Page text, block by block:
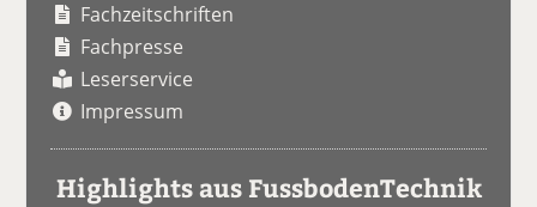
Fachzeitschriften
Fachpresse
Leserservice
Impressum
Highlights aus FussbodenTechnik